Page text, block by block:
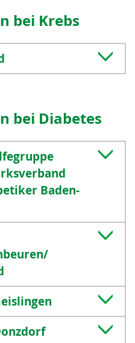
bei Krebs
bei Diabetes
Baden-